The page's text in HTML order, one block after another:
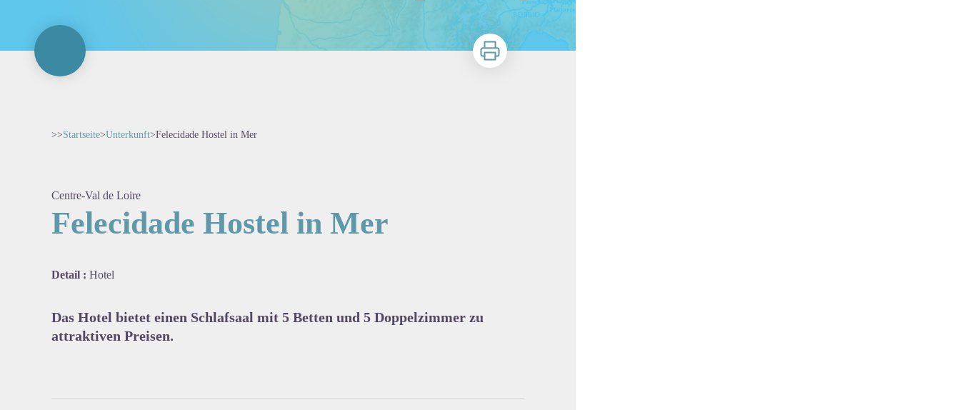
Zu drucken
>>Startseite>Unterkunft>Felecidade Hostel in Mer
Centre-Val de Loire
Felecidade Hostel in Mer
Detail : Hotel
Das Hotel bietet einen Schlafsaal mit 5 Betten und 5 Doppelzimmer zu
attraktiven Preisen.